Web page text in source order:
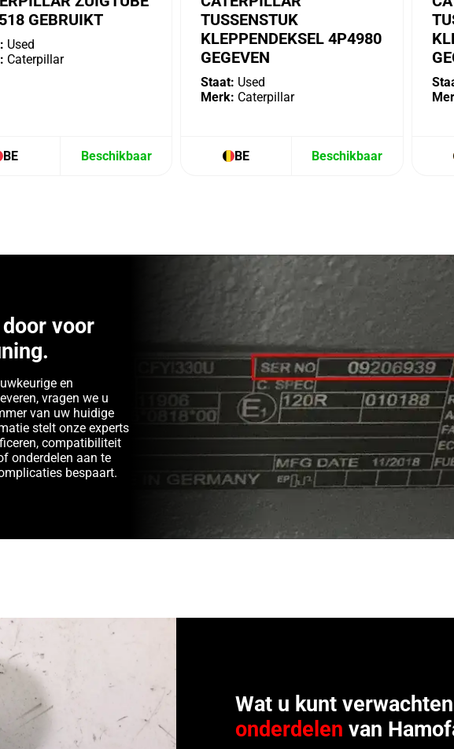
GEBRUIKT
Used
Caterpillar
BE Beschikbaar
TUSSENSTUK
KLEPPENDEKSEL 4P4980
GEGEVEN
Staat: Used
Merk: Caterpillar
BE Beschikbaar
voor
en
vragen we u
van uw huidige
stelt onze experts
compatibiliteit
onderdelen aan te
bespaart.
Wat u kunt
onderdelen van